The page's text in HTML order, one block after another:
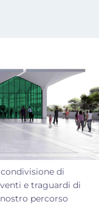
di
e traguardi di
percorso